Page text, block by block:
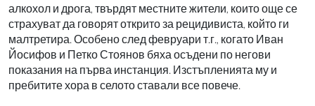
алкохол и дрога, твърдят местните жители, които още се
страхуват да говорят открито за рецидивиста, който ги
малтретира. Особено след февруари т.г., когато Иван
Йосифов и Петко Стоянов бяха осъдени по негови
показания на първа инстанция. Изстъпленията му и
пребитите хора в селото ставали все повече.